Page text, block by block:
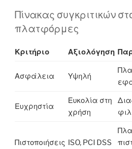
Πίνακας συγκριτικών
πλατφόρμες
Κριτήριο Αξιολόγηση
Ασφάλεια Υψηλή
Ευχρηστία
Ευκολία στη
χρήση
Πιστοποιήσεις ISO, PCI DSS